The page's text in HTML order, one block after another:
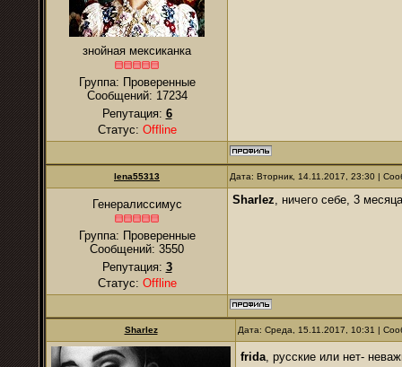
знойная мексиканка
Группа: Проверенные
Сообщений: 17234
Репутация: 6
Статус: Offline
lena55313 Дата: Вторник, 14.11.2017, 23:30 |
Генералиссимус
Группа: Проверенные
Сообщений: 3550
Репутация: 3
Статус: Offline
Sharlez, ничего себе, 3
Sharlez Дата: Среда, 15.11.2017, 10:31 |
frida, русские или нет-